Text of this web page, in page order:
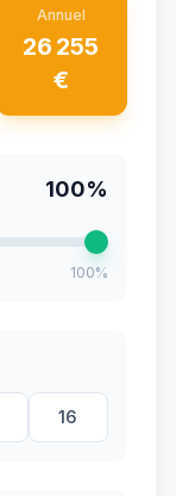
Annuel
26 255
€
100%
100%
16